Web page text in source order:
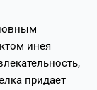
инея
придает